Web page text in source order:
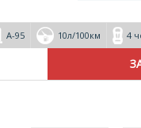
А-95 10л/100км 4